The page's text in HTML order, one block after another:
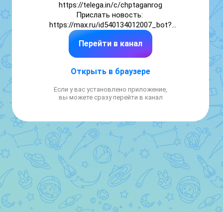
https://telega.in/c/chptaganrog
Прислать новость:
https://max.ru/id540134012007_bot?
start=E8hGLPaJH7869w
Перейти в канал
Открыть в браузере
Если у вас установлено приложение,
вы можете сразу перейти в канал